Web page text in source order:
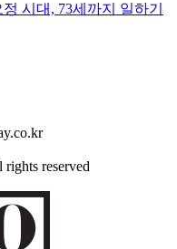
시대, 73세까지 일하기
rights reserved